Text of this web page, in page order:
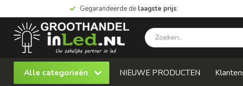
Gegarandeerde de laagste prijs
Alle categorieën NIEUWE PRODUCTEN